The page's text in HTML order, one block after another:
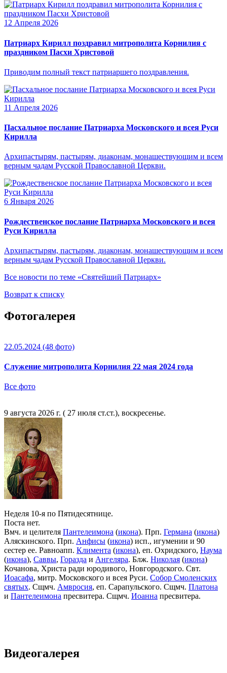
12 Апреля 2026
Патриарх Кирилл поздравил митрополита Корнилия с
праздником Пасхи Христовой
Приводим полный текст патриаршего поздравления.
11 Апреля 2026
Пасхальное послание Патриарха Московского и всея Руси
Кирилла
Архипастырям, пастырям, диаконам, монашествующим и всем
верным чадам Русской Православной Церкви.
6 Января 2026
Рождественское послание Патриарха Московского и всея
Руси Кирилла
Архипастырям, пастырям, диаконам, монашествующим и всем
верным чадам Русской Православной Церкви.
Все новости по теме «Святейший Патриарх»
Возврат к списку
Фотогалерея
22.05.2024 (48 фото)
Служение митрополита Корнилия 22 мая 2024 года
Все фото
9 августа 2026 г. ( 27 июля ст.ст.), воскресенье.
Неделя 10-я по Пятидесятнице.
Поста нет.
Вмч. и целителя Пантелеимона (икона). Прп. Германа (икона)
Аляскинского. Прп. Анфисы (икона) исп., игумении и 90
сестер ее. Равноапп. Климента (икона), еп. Охридского, Наума
(икона), Саввы, Горазда и Ангеляра. Блж. Николая (икона)
Кочанова, Христа ради юродивого, Новгородского. Свт.
Иоасафа, митр. Московского и всея Руси. Собор Смоленских
святых. Сщмч. Амвросия, еп. Сарапульского. Сщмч. Платона
и Пантелеимона пресвитера. Сщмч. Иоанна пресвитера.
Видеогалерея